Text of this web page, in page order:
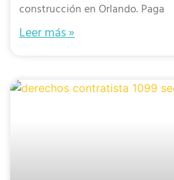
construcción en Orlando. Paga
Leer más »